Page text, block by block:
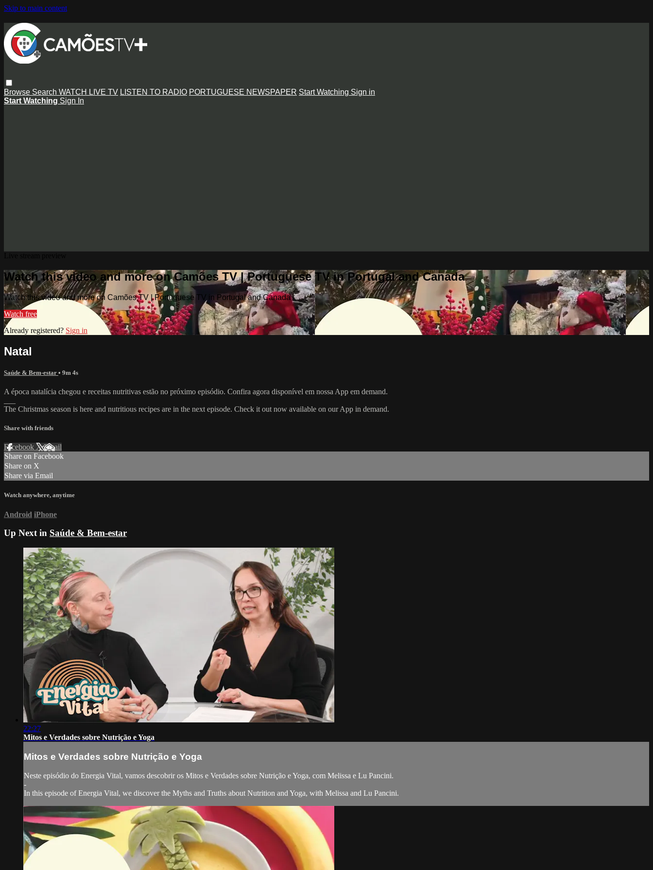
Skip to main content
Browse Search WATCH LIVE TV LISTEN TO RADIO PORTUGUESE NEWSPAPER Start Watching Sign in
Start Watching Sign In
Watch this video and more on Camões TV | Portuguese TV in Portugal and Canada
Watch this video and more on Camões TV | Portuguese TV in Portugal and Canada
Watch free
Already registered? Sign in
Natal
Saúde & Bem-estar • 9m 4s
A época natalícia chegou e receitas nutritivas estão no próximo episódio. Confira agora disponível em nossa App em demand.
The Christmas season is here and nutritious recipes are in the next episode. Check it out now available on our App in demand.
Share with friends
Facebook XEmail
Share on Facebook
Share on X
Share via Email
Watch anywhere, anytime
Android iPhone
Up Next in Saúde & Bem-estar
22:27
Mitos e Verdades sobre Nutrição e Yoga
Mitos e Verdades sobre Nutrição e Yoga
Neste episódio do Energia Vital, vamos descobrir os Mitos e Verdades sobre Nutrição e Yoga, com Melissa e Lu Pancini.
-
In this episode of Energia Vital, we discover the Myths and Truths about Nutrition and Yoga, with Melissa and Lu Pancini.